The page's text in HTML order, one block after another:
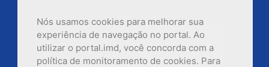
Nós usamos cookies para melhorar sua
experiência de navegação no portal. Ao
utilizar o portal.imd, você concorda com a
política de monitoramento de cookies. Para